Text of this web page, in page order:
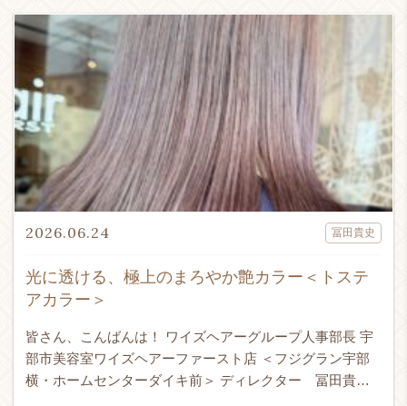
光に透ける、極上のまろやか艶カラー＜トステ
アカラー＞
2026.06.24 冨田貴史
皆さん、こんばんは！ ワイズヘアーグループ人事部長 宇
部市美容室ワイズヘアーファースト店 ＜フジグラン宇部
横・ホームセンターダイキ前＞ ディレクター 冨田貴史